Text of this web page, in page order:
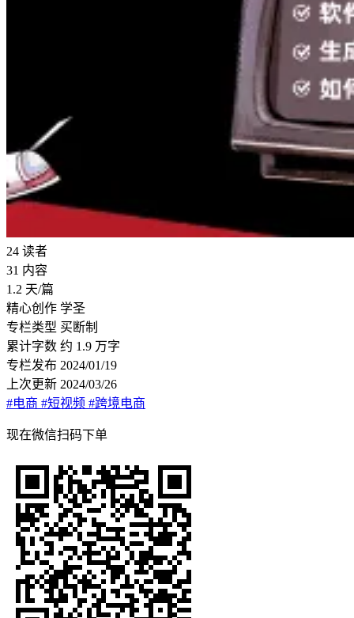
24 读者
31 内容
1.2 天/篇
精心创作 学圣
专栏类型 买断制
累计字数 约 1.9 万字
专栏发布 2024/01/19
上次更新 2024/03/26
#电商 #短视频 #跨境电商
现在微信扫码下单